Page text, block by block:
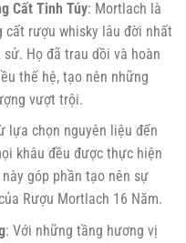
Cất Tinh Túy: Mortlach là
cất rượu whisky lâu đời nhất
Họ đã trau dồi và hoàn
thế hệ, tạo nên những
vượt trội.
lựa chọn nguyên liệu đến
khâu đều được thực hiện
góp phần tạo nên sự
Rượu Mortlach 16 Năm.
: Với những tầng hương vị